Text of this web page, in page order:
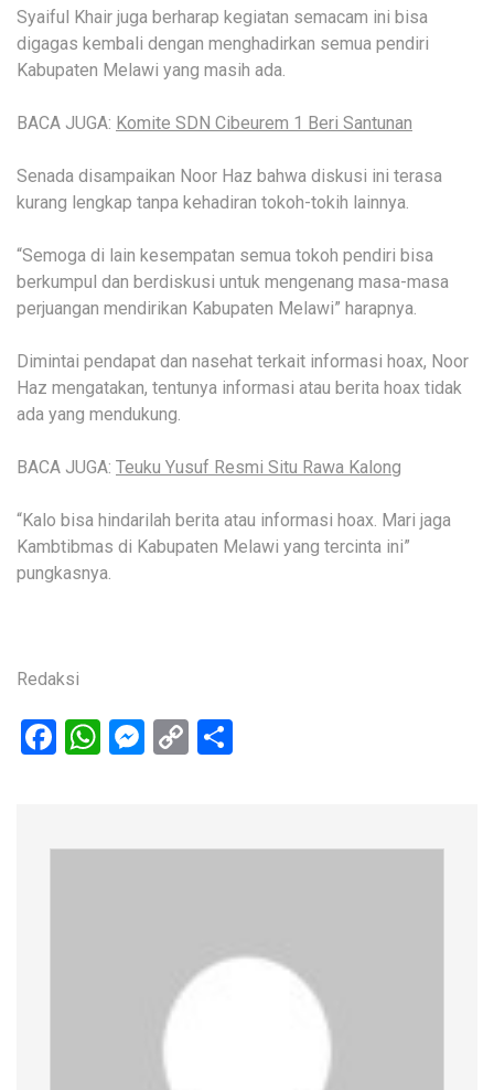
Syaiful Khair juga berharap kegiatan semacam ini bisa
digagas kembali dengan menghadirkan semua pendiri
Kabupaten Melawi yang masih ada.
BACA JUGA: Komite SDN Cibeurem 1 Beri Santunan
Senada disampaikan Noor Haz bahwa diskusi ini terasa
kurang lengkap tanpa kehadiran tokoh-tokih lainnya.
“Semoga di lain kesempatan semua tokoh pendiri bisa
berkumpul dan berdiskusi untuk mengenang masa-masa
perjuangan mendirikan Kabupaten Melawi” harapnya.
Dimintai pendapat dan nasehat terkait informasi hoax, Noor
Haz mengatakan, tentunya informasi atau berita hoax tidak
ada yang mendukung.
BACA JUGA: Teuku Yusuf Resmi Situ Rawa Kalong
“Kalo bisa hindarilah berita atau informasi hoax. Mari jaga
Kambtibmas di Kabupaten Melawi yang tercinta ini”
pungkasnya.
Redaksi
Facebook
WhatsApp
Messenger
Copy